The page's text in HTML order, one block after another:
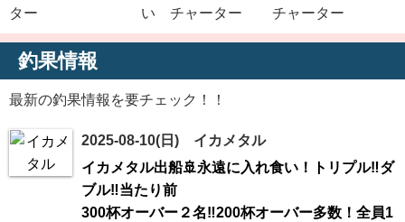
ター
い チャーター
チャーター
釣果情報
最新の釣果情報を要チェック！！
2025-08-10(日) イカメタル
イカメタル出船🚢永遠に入れ食い！トリプル‼️ダ
ブル‼️当たり前
300杯オーバー２名‼️200杯オーバー多数！全員1